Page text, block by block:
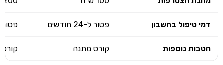
דמי טיפול בחשבון פטור ל-24 חודשים
הטבות נוספות קורס מתנה